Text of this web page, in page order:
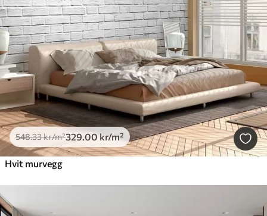
548.33kr/m²329.00 kr/m²
Hvit murvegg